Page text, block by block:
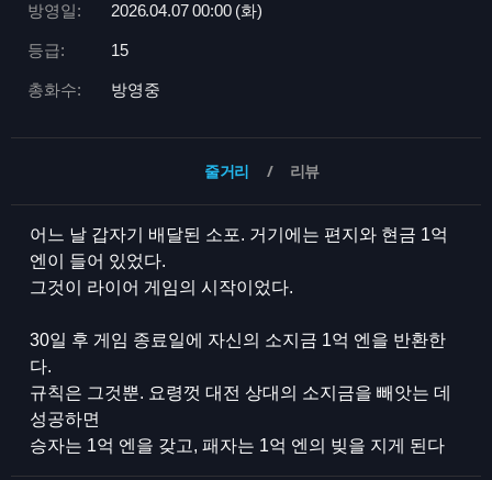
방영일: 2026.04.07 00:00 (화)
등급: 15
총화수: 방영중
줄거리 리뷰
어느 날 갑자기 배달된 소포. 거기에는 편지와 현금 1억
엔이 들어 있었다.
그것이 라이어 게임의 시작이었다.
30일 후 게임 종료일에 자신의 소지금 1억 엔을 반환한
다.
규칙은 그것뿐. 요령껏 대전 상대의 소지금을 빼앗는 데
성공하면
승자는 1억 엔을 갖고, 패자는 1억 엔의 빚을 지게 된다